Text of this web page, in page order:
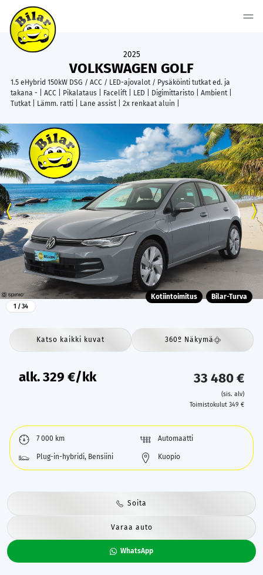
VOLKSWAGEN GOLF
2025
1.5 eHybrid 150kW DSG / ACC / LED-ajovalot / Pysäköinti tutkat ed. ja
takana - | ACC | Pikalataus | Facelift | LED | Digimittaristo | Ambient |
Tutkat | Lämm. ratti | Lane assist | 2x renkaat aluin |
1 / 34
Kotiintoimitus Bilar-Turva
Katso kaikki kuvat 360º Näkymä
alk.329 €/kk 33 480 €
(sis. alv)
Toimistokulut 349 €
7 000 km Automaatti
Plug-in-hybridi, Bensiini Kuopio
Soita
Varaa auto
WhatsApp